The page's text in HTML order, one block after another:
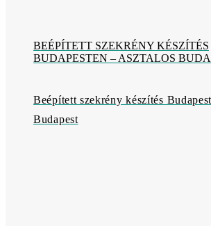
BEÉPÍTETT SZEKRÉNY KÉSZÍTÉS
BUDAPESTEN – ASZTALOS
Beépített szekrény készítés
Budapest